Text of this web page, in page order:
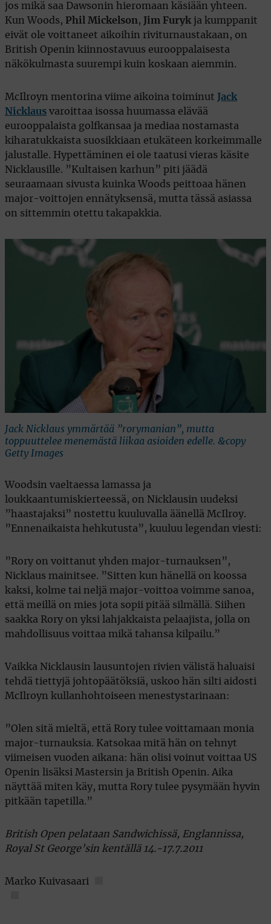
jos mikä saa Dawsonin hieromaan käsiään yhteen.
Kun Woods, Phil Mickelson, Jim Furyk ja kumppanit
eivät ole voittaneet aikoihin riviturnaustakaan, on
British Openin kiinnostavuus eurooppalaisesta
näkökulmasta suurempi kuin koskaan aiemmin.
McIlroyn mentorina viime aikoina toiminut
Jack
Nicklaus varoittaa isossa huumassa elävää
eurooppalaista golfkansaa ja mediaa nostamasta
kiharatukkaista suosikkiaan etukäteen korkeimmalle
jalustalle. Hypettäminen ei ole taatusi vieras käsite
Nicklausille. ”Kultaisen karhun” piti jäädä
seuraamaan sivusta kuinka Woods peittoaa hänen
major-voittojen ennätyksensä, mutta tässä asiassa
on sittemmin otettu takapakkia.
Jack Nicklaus ymmärtää ”rorymanian”, mutta
toppuuttelee menemästä liikaa asioiden edelle. &copy
Getty Images
Woodsin vaeltaessa lamassa ja
loukkaantumiskierteessä, on Nicklausin uudeksi
”haastajaksi” nostettu kuuluvalla äänellä McIlroy.
”Ennenaikaista hehkutusta”, kuuluu legendan viesti:
”Rory on voittanut yhden major-turnauksen”,
Nicklaus mainitsee. ”Sitten kun hänellä on koossa
kaksi, kolme tai neljä major-voittoa voimme sanoa,
että meillä on mies jota sopii pitää silmällä. Siihen
saakka Rory on yksi lahjakkaista pelaajista, jolla on
mahdollisuus voittaa mikä tahansa kilpailu.”
Vaikka Nicklausin lausuntojen rivien välistä haluaisi
tehdä tiettyjä johtopäätöksiä, uskoo hän silti aidosti
McIlroyn kullanhohtoiseen menestystarinaan:
”Olen sitä mieltä, että Rory tulee voittamaan monia
major-turnauksia. Katsokaa mitä hän on tehnyt
viimeisen vuoden aikana: hän olisi voinut voittaa US
Openin lisäksi Mastersin ja British Openin. Aika
näyttää miten käy, mutta Rory tulee pysymään hyvin
pitkään tapetilla.”
British Open pelataan Sandwichissä, Englannissa,
Royal St George’sin kentällä 14.-17.7.2011
Marko Kuivasaari